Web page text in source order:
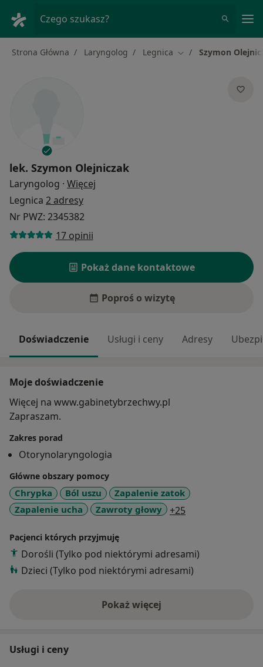
Czego szukasz?
Strona Główna Laryngolog Legnica Zmień miasto
Szymon
lek. Szymon Olejniczak
Laryngolog · Więcej
Legnica 2 adresy
Nr PWZ: 2345382
17 opinii
Pokaż dane kontaktowe
Poproś o wizytę
Doświadczenie Usługi i ceny Adresy
Moje doświadczenie
Więcej na www.gabinetybrzechwy.pl
Zapraszam.
Zakres porad
Otorynolaryngologia
Główne obszary pomocy
Chrypka Ból uszu
Zapalenie zatok
Zapalenie ucha
Zawroty głowy +25
Pacjenci których przyjmuję
Dorośli (Tylko pod niektórymi adresami)
Dzieci (Tylko pod niektórymi adresami)
Pokaż więcejo doświadczeniu
Usługi i ceny